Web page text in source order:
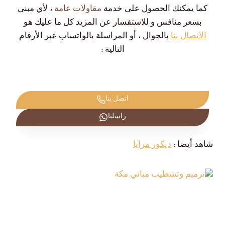
كما يمكنك الحصول على خدمة مقاولات عامة ، لأي مبنى
بسعر منافس و للاستفسار عن المزيد كل ما عليك هو
الاتصال بنابالجوال ، أو المراسلة بالواتساب عبر الأرقام
التالية :
اتصل بنا
راسلنا
شاهد أيضا : ديكور مرايا